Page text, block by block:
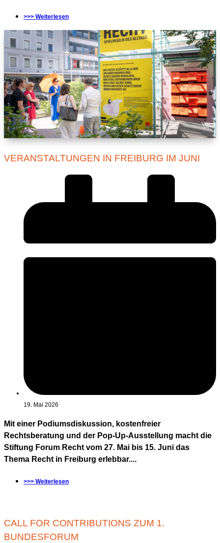
>>> Weiterlesen
VERANSTALTUNGEN IN FREIBURG IM JUNI
19. Mai 2026
Mit einer Podiumsdiskussion, kostenfreier
Rechtsberatung und der Pop-Up-Ausstellung macht die
Stiftung Forum Recht vom 27. Mai bis 15. Juni das
Thema Recht in Freiburg erlebbar....
>>> Weiterlesen
CALL FOR CONTRIBUTIONS ZUM 1.
BUNDESFORUM